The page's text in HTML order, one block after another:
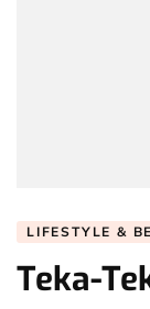
LIFESTYLE &
Teka-